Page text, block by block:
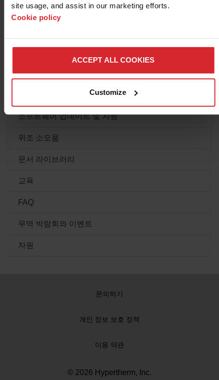
site usage, and assist in our marketing efforts.
Cookie policy
ACCEPT ALL COOKIES
Customize
Powermax
Duramax 개량형 토치를 사용하여 Powermax600,
템의 성능과 생산성을 향상시킬 수 있습니다.
Powermax65 SYNC 플라즈마 시스템
전문가 등급의 20mm 플라즈마 시스템은 자동화된 작업 설
리하고 최적화된 성능을 자랑합니다. 수동식/자동화 절단 및
자세히 알아보기
리소스 센터
제품별 지원
소프트웨어 업데이트 및 지원
위조 소모품
문서 라이브러리
교육
FAQ
무역 박람회와 이벤트
자원
문의하기
개인 정보 보호 정책
이용 약관
© 2026 Hypertherm, Inc.